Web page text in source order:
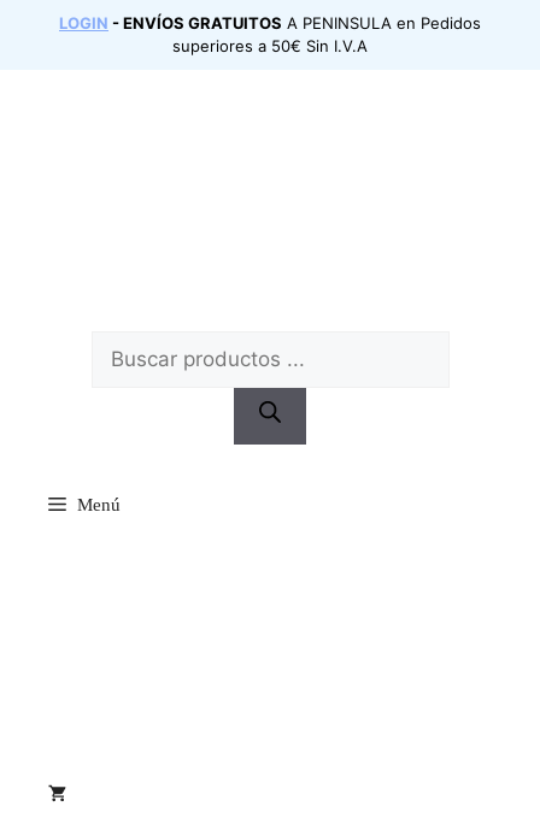
LOGIN - ENVÍOS GRATUITOS A PENINSULA en Pedidos
superiores a 50€ Sin I.V.A
Búsqueda
Menú